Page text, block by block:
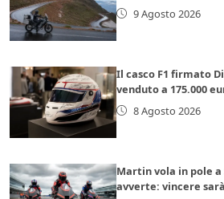
9 Agosto 2026
Il casco F1 firmato
venduto a 175.000
8 Agosto 2026
Martin vola in pole
avverte: vincere